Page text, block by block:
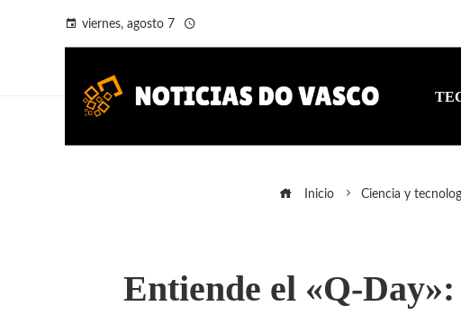
viernes, agosto 7
Inicio Ciencia y
Entiende el «Q-